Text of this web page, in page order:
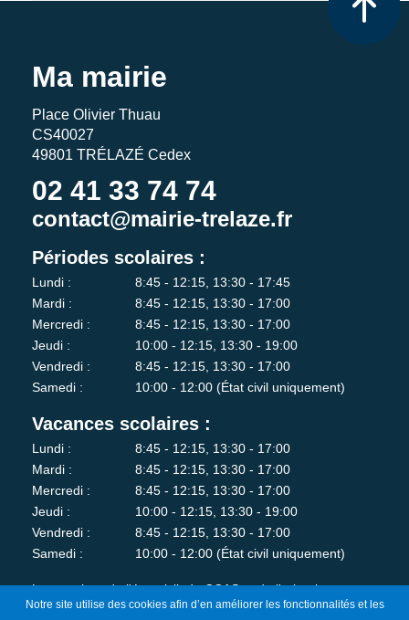
Ma mairie
Place Olivier Thuau
CS40027
49801 TRÉLAZÉ Cedex
02 41 33 74 74
contact@mairie-trelaze.fr
Périodes scolaires :
Lundi :
8:45 - 12:15, 13:30 - 17:45
Mardi :
8:45 - 12:15, 13:30 - 17:00
Mercredi :
8:45 - 12:15, 13:30 - 17:00
Jeudi :
10:00 - 12:15, 13:30 - 19:00
Vendredi :
8:45 - 12:15, 13:30 - 17:00
Samedi :
10:00 - 12:00 (État civil uniquement)
Vacances scolaires :
Lundi :
8:45 - 12:15, 13:30 - 17:00
Mardi :
8:45 - 12:15, 13:30 - 17:00
Mercredi :
8:45 - 12:15, 13:30 - 17:00
Jeudi :
10:00 - 12:15, 13:30 - 19:00
Vendredi :
8:45 - 12:15, 13:30 - 17:00
Samedi :
10:00 - 12:00 (État civil uniquement)
Les services de l'état-civil, du CCAS et de l'urbanisme sont
fermés au public le lundi matin.
Notre site utilise des cookies afin d’en améliorer les fonctionnalités et les